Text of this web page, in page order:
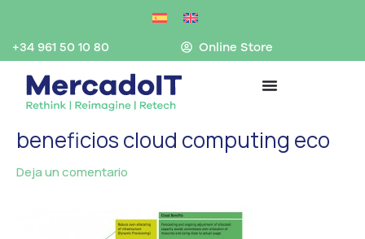
contenido
+34 961 50 10 80 Online Store
beneficios cloud computing eco
Deja un comentario